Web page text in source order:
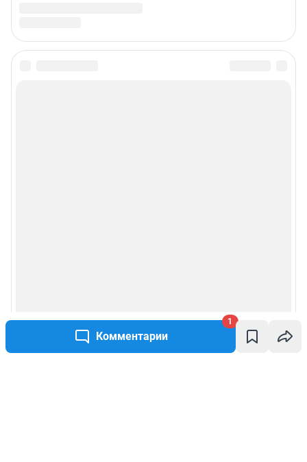
Комментарии
1